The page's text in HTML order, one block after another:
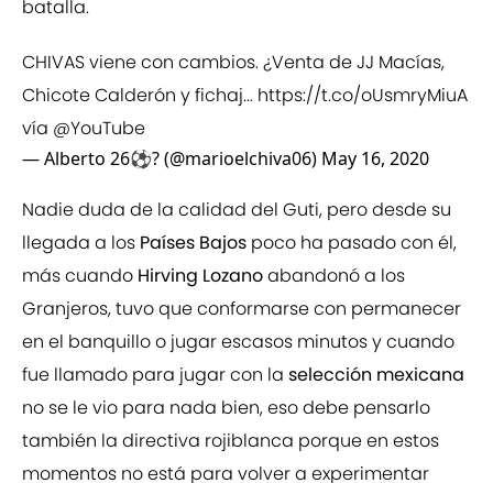
batalla.
CHIVAS viene con cambios. ¿Venta de JJ Macías,
Chicote Calderón y fichaj... https://t.co/oUsmryMiuA
vía @YouTube
— Alberto 26⚽️? (@marioelchiva06) May 16, 2020
Nadie duda de la calidad del Guti, pero desde su
llegada a los Países Bajos poco ha pasado con él,
más cuando Hirving Lozanoabandonó a los
Granjeros, tuvo que conformarse con permanecer
en el banquillo o jugar escasos minutos y cuando
fue llamado para jugar con la selección mexicana
no se le vio para nada bien, eso debe pensarlo
también la directiva rojiblanca porque en estos
momentos no está para volver a experimentar